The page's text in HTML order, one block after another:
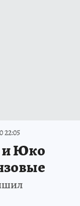
22:05
и Юко